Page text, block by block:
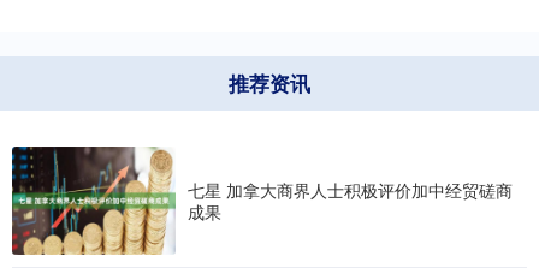
推荐资讯
七星 加拿大商界人士积极评价加中经贸磋商
成果